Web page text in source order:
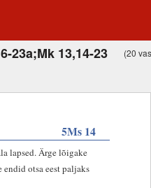
23a;Mk 13,14-23 (20
5Ms 14
lapsed. Ärge lõigake
endid otsa eest paljaks